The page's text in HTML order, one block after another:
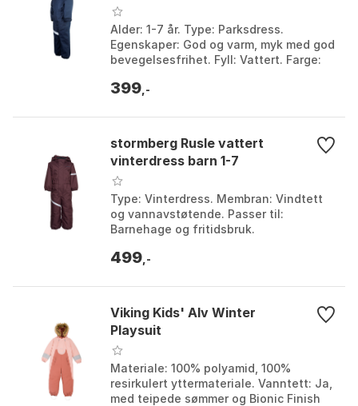
Alder: 1-7 år. Type: Parksdress.
Egenskaper: God og varm, myk med god
bevegelsesfrihet. Fyll: Vattert. Farge:
399 ,-
stormberg Rusle vattert
vinterdress barn 1-7
Type: Vinterdress. Membran: Vindtett
og vannavstøtende. Passer til:
Barnehage og fritidsbruk.
refleksdetaljer, ingen snøri...
499 ,-
Viking Kids' Alv Winter
Playsuit
Materiale: 100% polyamid, 100%
resirkulert yttermateriale. Vanntett: Ja,
med teipede sømmer og Bionic Finish